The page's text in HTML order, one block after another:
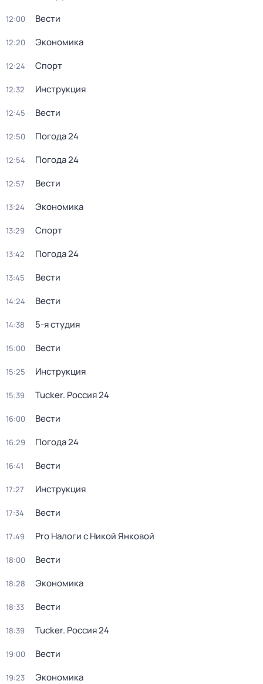
12:00 Вести
12:20 Экономика
12:24 Спорт
12:32 Инструкция
12:45 Вести
12:50 Погода 24
12:54 Погода 24
12:57 Вести
13:24 Экономика
13:29 Спорт
13:42 Погода 24
13:45 Вести
14:24 Вести
14:38 5-я студия
15:00 Вести
15:25 Инструкция
15:39 Tucker. Россия 24
16:00 Вести
16:29 Погода 24
16:41 Вести
17:27 Инструкция
17:34 Вести
17:49 Pro Налоги с Никой Янковой
18:00 Вести
18:28 Экономика
18:33 Вести
18:39 Tucker. Россия 24
19:00 Вести
19:23 Экономика